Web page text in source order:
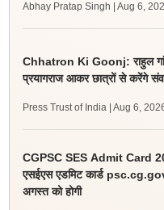
Abhay Pratap Singh | Aug 6,
Chhatron Ki Goonj: राहुल
प्रयागराज आकर छात्रों से करेंगे
Press Trust of India | Aug 6,
CGPSC SES Admit Card
एसईएस एडमिट कार्ड
अगस्त को होगी